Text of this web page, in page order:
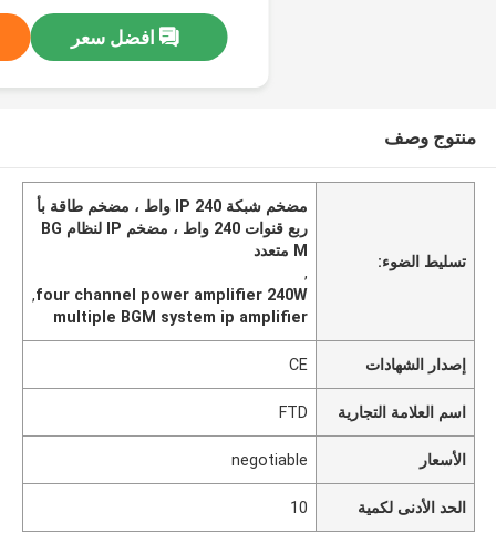
افضل سعر
منتوج وصف
تسليط الضوء:
مضخم شبكة IP 240 واط ، مضخم طاقة بأ
ربع قنوات 240 واط ، مضخم IP لنظام BG
M متعدد
,
four channel power amplifier 240W
,
multiple BGM system ip amplifier
إصدار الشهادات CE
اسم العلامة التجارية FTD
الأسعار negotiable
الحد الأدنى لكمية 10